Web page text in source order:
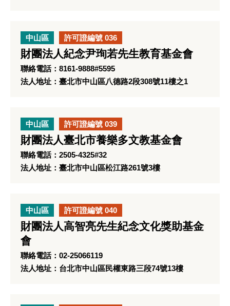
中山區 許可證編號 036
財團法人紀念尹珣若先生教育基金會
聯絡電話：8161-9888#5595
法人地址：臺北市中山區八德路2段308號11樓之1
中山區 許可證編號 039
財團法人臺北市養樂多文教基金會
聯絡電話：2505-4325#32
法人地址：臺北市中山區松江路261號3樓
中山區 許可證編號 040
財團法人高智亮先生紀念文化獎助基金
會
聯絡電話：02-25066119
法人地址：台北市中山區民權東路三段74號13樓